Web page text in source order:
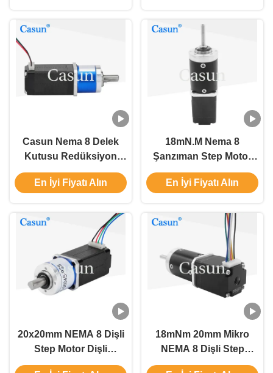
Casun Nema 8 Delek
Kutusu Redüksiyon
oranı 16: 1 Adımlı Motor
0.2A Güzellik
En İyi Fiyatı Alın
18mN.M Nema 8
Şanzıman Step Motor
0.5A Casun Step Motor
En İyi Fiyatı Alın
20x20mm NEMA 8 Dişli
Step Motor Dişli
Redüktör Minyatür
18mNm 20mm Mikro
NEMA 8 Dişli Step
Motor DC Minyatür Step